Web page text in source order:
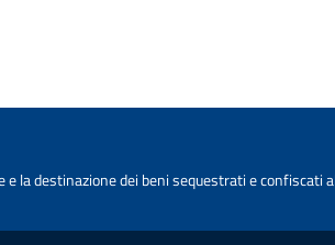
la destinazione dei beni sequestrati e confiscati